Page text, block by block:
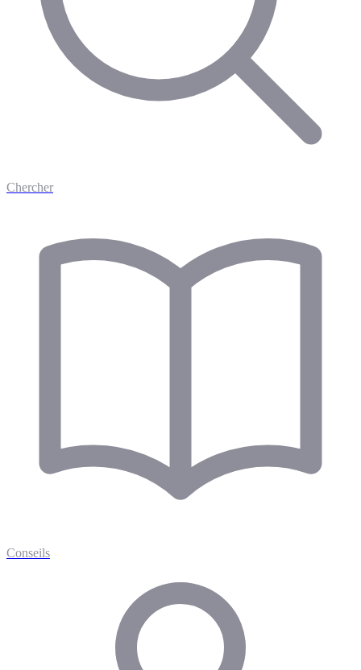
Chercher
Conseils